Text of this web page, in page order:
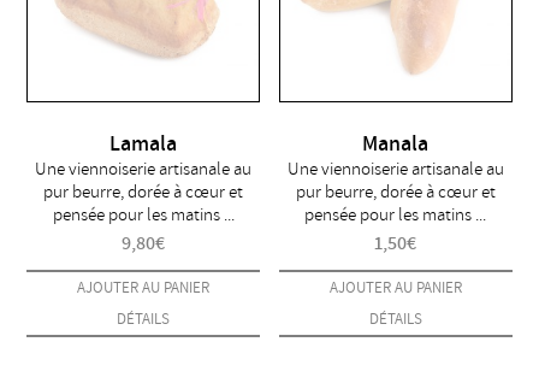
Lamala
Une viennoiserie artisanale au
pur beurre, dorée à cœur et
pensée pour les matins ...
9,80€
AJOUTER AU PANIER
DÉTAILS
Manala
Une viennoiserie artisanale au
pur beurre, dorée à cœur et
pensée pour les matins ...
1,50€
AJOUTER AU PANIER
DÉTAILS